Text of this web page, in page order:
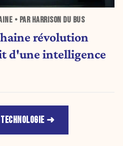
• PAR HARRISON DU BUS
révolution
d'une intelligence